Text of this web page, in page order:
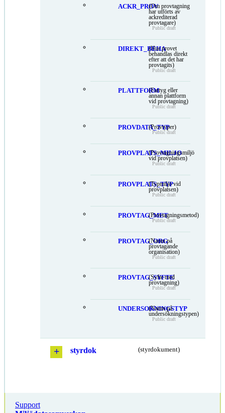
ACKR_PROV(Om provtagning
har utförts av
ackrediterad
provtagare)
Public draft
DIREKT_BEHA
(Hur provet
behandlas direkt
efter att det har
provtagits)
Public draft
PLATTFORM(Fartyg eller
annan plattform
vid provtagning)
Public draft
PROVDATA_TYP
(Provtyper)
Public draft
PROVPLATS_MILJO
(Provtagningsmiljö
vid provplatsen)
Public draft
PROVPLATS_TYP
(Typmiljö vid
provplatsen)
Public draft
PROVTAG_MET(Provtagningsmetod)
Public draft
PROVTAG_ORG
(Namn på
provtagande
organisation)
Public draft
PROVTAG_SYFTE
(Syfte med
provtagning)
Public draft
UNDERSOKNINGSTYP
(Namn på
undersökningstypen)
Public draft
styrdok (styrdokument)
Support